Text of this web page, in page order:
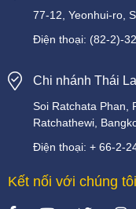
77-12, Yeonhui-ro,
Điện thoại: (82-2)-
Chi nhánh Thái
Soi Ratchata Phan,
Ratchathewi,
Điện thoại: + 66-2-
Kết nối với chúng tôi